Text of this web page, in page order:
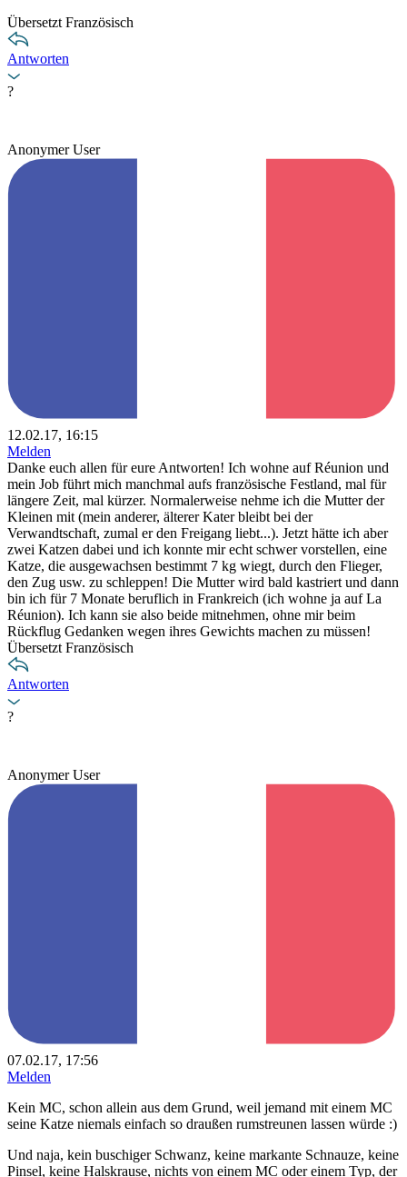
Übersetzt Französisch
Antworten
?
Anonymer User
12.02.17, 16:15
Melden
Danke euch allen für eure Antworten! Ich wohne auf Réunion und
mein Job führt mich manchmal aufs französische Festland, mal für
längere Zeit, mal kürzer. Normalerweise nehme ich die Mutter der
Kleinen mit (mein anderer, älterer Kater bleibt bei der
Verwandtschaft, zumal er den Freigang liebt...). Jetzt hätte ich aber
zwei Katzen dabei und ich konnte mir echt schwer vorstellen, eine
Katze, die ausgewachsen bestimmt 7 kg wiegt, durch den Flieger,
den Zug usw. zu schleppen! Die Mutter wird bald kastriert und dann
bin ich für 7 Monate beruflich in Frankreich (ich wohne ja auf La
Réunion). Ich kann sie also beide mitnehmen, ohne mir beim
Rückflug Gedanken wegen ihres Gewichts machen zu müssen!
Übersetzt Französisch
Antworten
?
Anonymer User
07.02.17, 17:56
Melden
Kein MC, schon allein aus dem Grund, weil jemand mit einem MC
seine Katze niemals einfach so draußen rumstreunen lassen würde :)
Und naja, kein buschiger Schwanz, keine markante Schnauze, keine
Pinsel, keine Halskrause, nichts von einem MC oder einem Typ, der